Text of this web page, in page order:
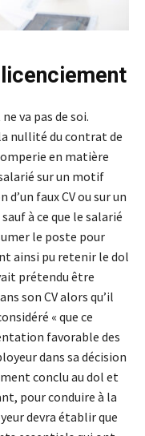
licenciement
va pas de soi.
nullité du contrat de
en matière
sur un motif
faux CV ou sur un
à ce que le salarié
le poste pour
ainsi pu retenir le dol
prétendu être
son CV alors qu’il
« que ce
favorable des
dans sa décision
conclu au dol et
pour conduire à la
devra établir que